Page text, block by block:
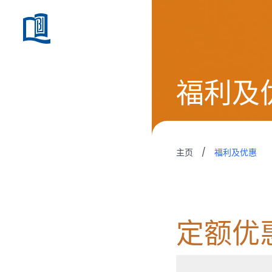
福利及
主页 / 福利及优惠
定额优